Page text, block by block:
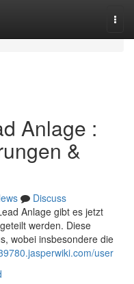
Anlage :
&
Discuss
Anlage gibt es jetzt
werden. Diese
wobei insbesondere die
user